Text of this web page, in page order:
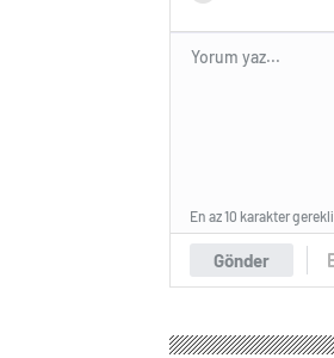
Gönder
En az 10 karakter gerekli